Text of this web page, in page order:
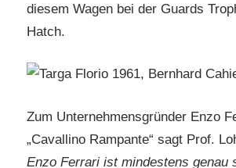
diesem Wagen bei der Guards
Hatch.
Zum Unternehmensgründer Enzo
„Cavallino Rampante“ sagt Prof.
Enzo Ferrari ist mindestens genau